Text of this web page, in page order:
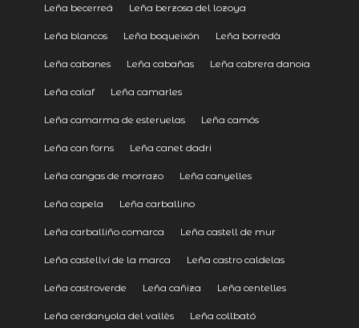
Leña becerreá Leña berzosa del lozoya
Leña blancos Leña boqueixón Leña borredà
Leña cabanes Leña cabañas Leña cabrera danoia
Leña calaf Leña camarles
Leña camarma de esteruelas Leña camós
Leña can forns Leña canet dadri
Leña cangas de morrazo Leña canyelles
Leña capela Leña carballino
Leña carballiño comarca Leña castell de mur
Leña castellví de la marca Leña castro caldelas
Leña castroverde Leña cañiza Leña centelles
Leña cerdanyola del vallès Leña collbató